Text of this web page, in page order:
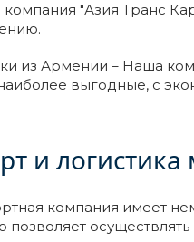
компания "Азия Транс
из Армении – Наша
выгодные, с
и
компания имеет
позволяет